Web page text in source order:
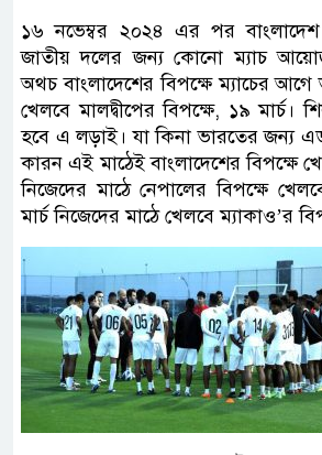
১৬ নভেম্বর ২০২৪ এর পর
জাতীয় দলের জন্য কোনো ম্যাচ
অথচ বাংলাদেশের বিপক্ষে ম্যাচের আগে
খেলবে মালদ্বীপের বিপক্ষে, ১৯ মার্চ।
হবে এ লড়াই। যা কিনা ভারতের জন্য
কারন এই মাঠেই বাংলাদেশের বিপক্ষে
নিজেদের মাঠে নেপালের বিপক্ষে
মার্চ নিজেদের মাঠে খেলবে ম্যাকাও’র